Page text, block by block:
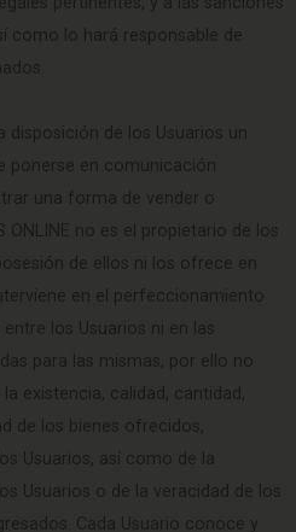
como lo hará responsable de
disposición de los Usuarios un
ponerse en comunicación
una forma de vender o
no es el propietario de los
de ellos ni los ofrece en
en el perfeccionamiento
los Usuarios ni en las
para las mismas, por ello no
existencia, calidad, cantidad,
de los bienes ofrecidos,
Usuarios, así como de la
Usuarios o de la veracidad de los
Cada Usuario conoce y